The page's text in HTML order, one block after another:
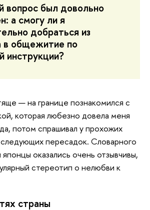
вопрос был довольно
а смогу ли я
добраться из
в общежитие по
инструкции?
— на границе познакомился с
которая любезно довела меня
потом спрашивал у прохожих
пересадок. Словарного
японцы оказались очень отзывчивы,
стереотип о нелюбви к
страны